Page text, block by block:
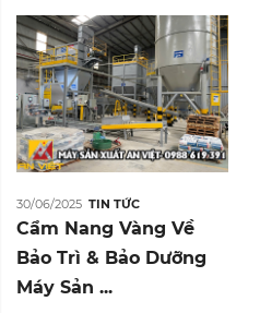
30/06/2025 TIN TỨC
Cẩm Nang Vàng Về
Bảo Trì & Bảo Dưỡng
Máy Sản ...